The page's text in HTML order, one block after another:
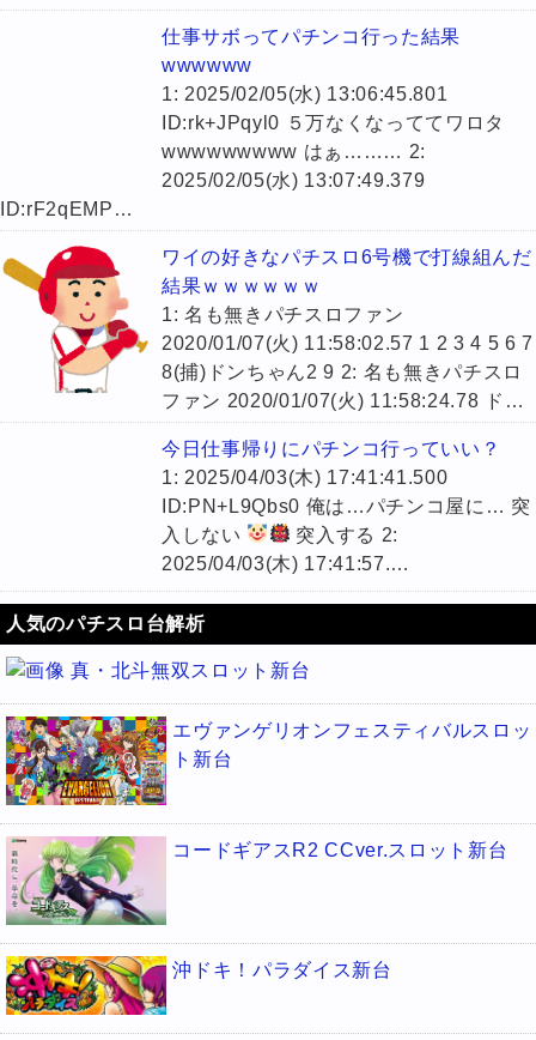
仕事サボってパチンコ行った結果
wwwwww
1: 2025/02/05(水) 13:06:45.801
ID:rk+JPqyl0 ５万なくなっててワロタ
wwwwwwwww はぁ……… 2:
2025/02/05(水) 13:07:49.379
ID:rF2qEMP…
ワイの好きなパチスロ6号機で打線組んだ
結果ｗｗｗｗｗｗ
1: 名も無きパチスロファン
2020/01/07(火) 11:58:02.57 1 2 3 4 5 6 7
8(捕)ドンちゃん2 9 2: 名も無きパチスロ
ファン 2020/01/07(火) 11:58:24.78 ド…
今日仕事帰りにパチンコ行っていい？
1: 2025/04/03(木) 17:41:41.500
ID:PN+L9Qbs0 俺は…パチンコ屋に… 突
入しない
突入する 2:
2025/04/03(木) 17:41:57.…
人気のパチスロ台解析
真・北斗無双スロット新台
エヴァンゲリオンフェスティバルスロッ
ト新台
コードギアスR2 CCver.スロット新台
沖ドキ！パラダイス新台